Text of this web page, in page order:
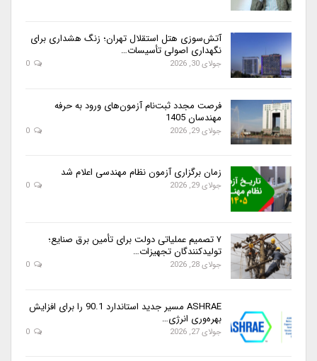
آتش‌سوزی هتل استقلال تهران؛ زنگ هشداری برای
نگهداری اصولی تأسیسات…
جولای 30, 2026
فرصت مجدد ثبت‌نام آزمون‌های ورود به حرفه
مهندسان 1405
جولای 29, 2026
زمان برگزاری آزمون نظام مهندسی اعلام شد
جولای 29, 2026
۷ تصمیم عملیاتی دولت برای تأمین برق صنایع؛
تولیدکنندگان تجهیزات…
جولای 28, 2026
ASHRAE مسیر جدید استاندارد 90.1 را برای افزایش
بهره‌وری انرژی…
جولای 27, 2026